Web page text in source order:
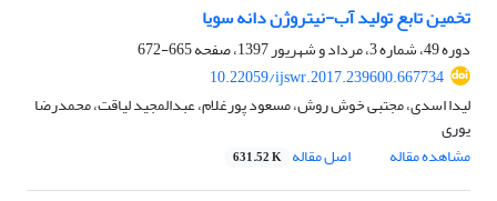
تخمین تابع تولید آب-نیتروژن دانه سویا
دوره 49، شماره 3، مرداد و شهریور 1397، صفحه
665-672
10.22059/ijswr.2017.239600.667734
لیدا اسدی، مجتبی خوش روش، مسعود پورغلام، عبدالمجید لیاقت، محمدرضا
یوری
مشاهده مقاله
اصل مقاله 631.52 K